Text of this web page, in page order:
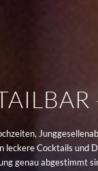
Cocktails und
genau abgestimmt